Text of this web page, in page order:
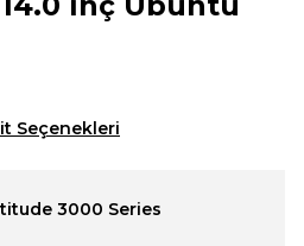
Seçenekleri
3000 Series